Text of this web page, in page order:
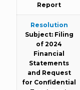
Report
Resolution
Subject: Filing
of 2024
Financial
Statements
and Request
for Confidential